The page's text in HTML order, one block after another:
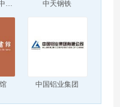
天津理工大学中环信息学院 中天钢铁
中国铝业集团